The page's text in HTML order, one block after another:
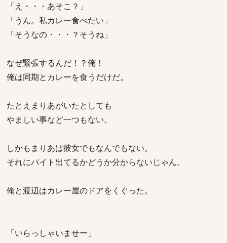
「え・・・あそこ？」
「うん。私カレー食べたい」
「そうなの・・・？そうね」
なぜ緊張するんだ！？俺！
俺は同期とカレーを食うだけだ。
たとえまりあがいたとしても
やましい事など一つもない。
しかもまりあは彼女でもなんでもない。
それにバイト出てるかどうか分からないじゃん。
俺と渡辺はカレー屋のドアをくぐった。
「いらっしゃいませー」